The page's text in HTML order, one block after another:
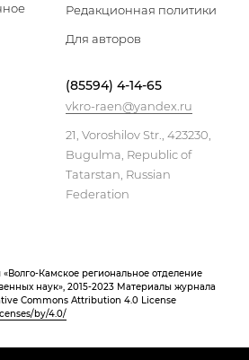
Редакционная политики
Для авторов
(85594) 4-14-65
vkro-raen@yandex.ru
21, Voroshilov Str., 423230,
Bugulma, Republic of
Tatarstan, Russian
Federation
Камское региональное отделение
наук», 2015-2023 Материалы журнала
Commons Attribution 4.0 License
by/4.0/